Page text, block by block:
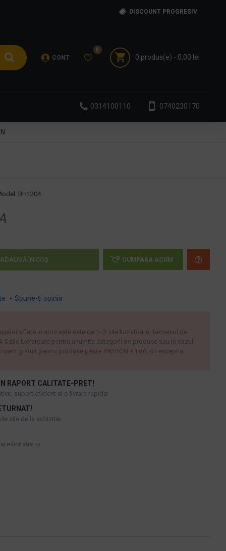
DISCOUNT PROGRESIV
CONT
0
0 produs(e) - 0,00 lei
0314100110 0740230170
BH1204
- Spune-ţi opinia
ADAUGĂ ÎN COŞ CUMPARA ACUM
RAPORT CALITATE-PRET!
suport eficient si o livrare rapida!
zile de la achizitie
licitatie.ro
aflate in stoc este este de 1- 3 zile lucratoare. Termenul de
5 zile lucratoare pentru anumite categorii de produse sau in cazul
gratuit pentru produse peste 490 RON + TVA, cu exceptia